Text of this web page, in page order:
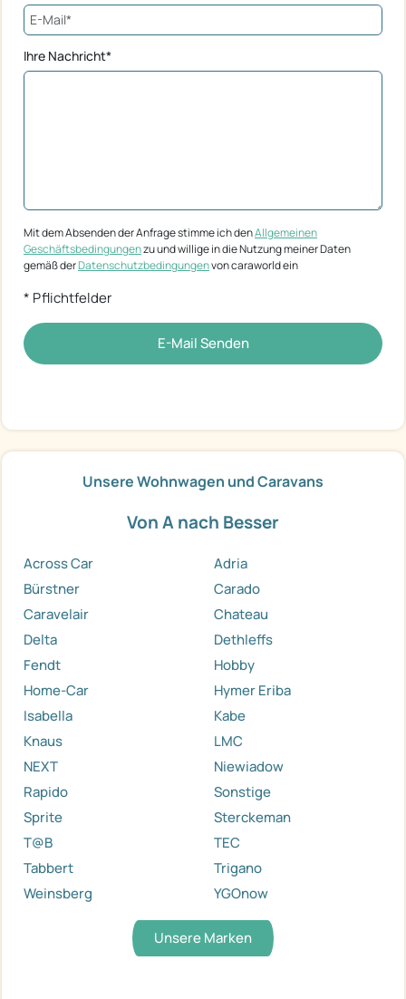
Ihre Nachricht*
Mit dem Absenden der Anfrage stimme ich denAllgemeinen
Geschäftsbedingungenzu und willige in die Nutzung meiner Daten
gemäß derDatenschutzbedingungenvon caraworld ein
* Pflichtfelder
E-Mail Senden
Unsere Wohnwagen und Caravans
Von A nach Besser
Across Car
Adria
Bürstner
Carado
Caravelair
Chateau
Delta
Dethleffs
Fendt
Hobby
Home-Car
Hymer Eriba
Isabella
Kabe
Knaus
LMC
NEXT
Niewiadow
Rapido
Sonstige
Sprite
Sterckeman
T@B
TEC
Tabbert
Trigano
Weinsberg
YGOnow
Unsere Marken